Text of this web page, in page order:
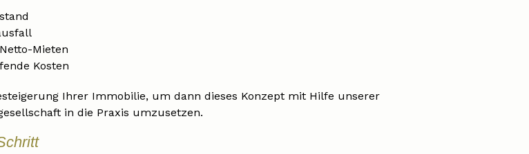
Mieten
Kosten
Ihrer Immobilie, um dann dieses Konzept mit Hilfe unserer
in die Praxis umzusetzen.